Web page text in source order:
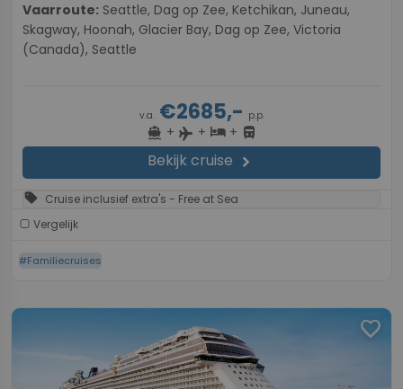
Vaarroute:
Skagway, Hoonah, Glacier Bay, Dag op Zee, Victoria
(Canada), Seattle
v.a.€2685,- p.p.
directions_boat + flight + hotel+ directions_bus
Bekijk cruise chevron_right
sell Cruise inclusief extra's - Free at Sea
Vergelijk
#Familiecruises
favorite